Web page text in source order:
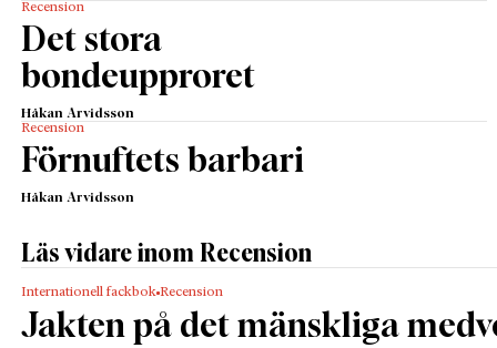
Recension
Det stora
bondeupproret
Håkan Arvidsson
Recension
Förnuftets barbari
Håkan Arvidsson
Läs vidare inom Recension
Internationell fackbok Recension
Jakten på det mänskliga